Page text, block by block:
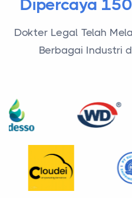
Dokter Legal Telah
Berbagai Industri